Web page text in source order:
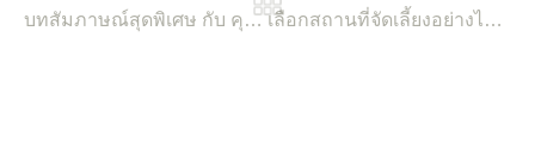
บทสัมภาษณ์สุดพิเศษ กับ คุณอั้ม ผู้ก่อตั้ง Tango Woods Studio เลือกสถานที่จัดเลี้ยงอย่างไรให้ตรงตามงบประมาณและสไตล์งาน